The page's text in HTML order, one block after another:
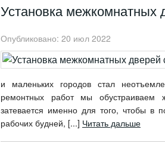
Установка межкомнатных
Опубликовано: 20 июл 2022
и маленьких городов стал
ремонтных работ мы обустраиваем
затевается именно для того, чтобы
рабочих будней, [...] Читать дальше